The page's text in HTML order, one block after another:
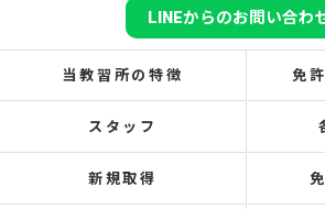
LINEからのお問い合わ
当教習所の特徴 免
スタッフ
新規取得